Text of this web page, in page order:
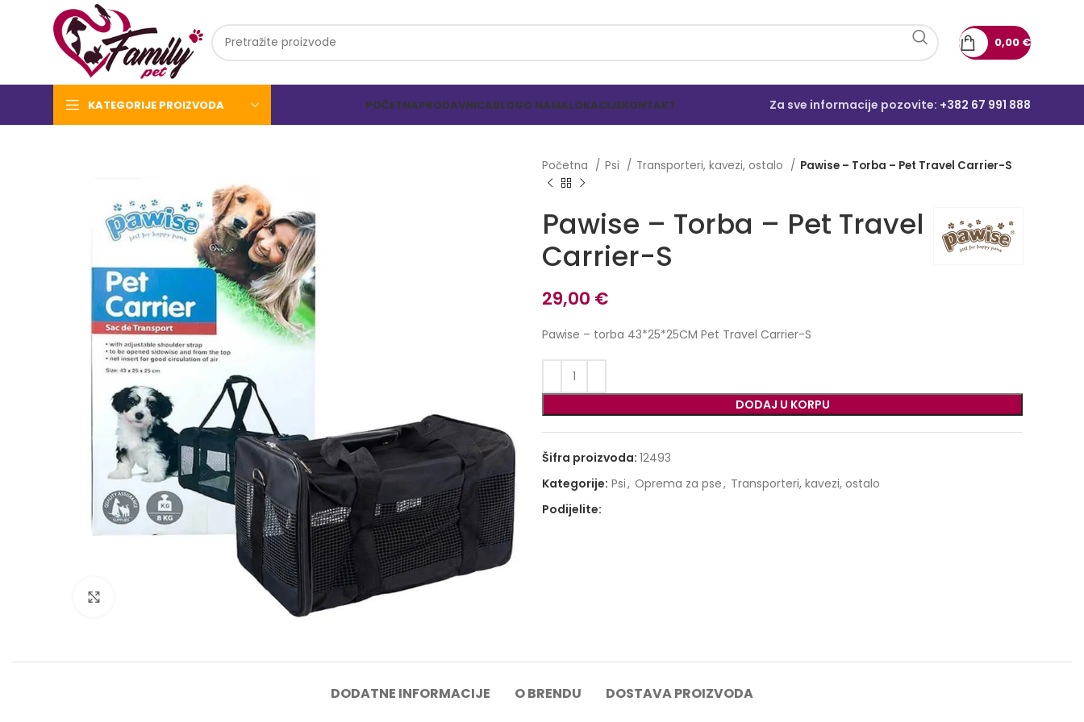
0,00 €
KATEGORIJE PROIZVODA POČETNAPRODAVNICABLOGO NAMALOKACIJEKONTAKT Za sve informacije pozovite: +382 67 991 888
Početna Psi Transporteri, kavezi, ostalo Pawise – Torba – Pet Travel Carrier-S
Pawise – Torba – Pet Travel
Carrier-S
29,00 €
Pawise – torba 43*25*25CM Pet Travel Carrier-S
DODAJ U KORPU
Šifra proizvoda: 12493
Kategorije: Psi, Oprema za pse, Transporteri, kavezi, ostalo
Podijelite:
DODATNE INFORMACIJE O BRENDU DOSTAVA PROIZVODA